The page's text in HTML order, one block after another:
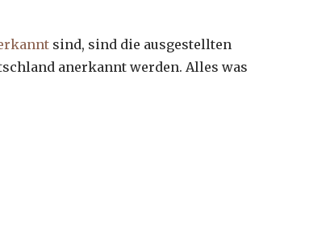
sind, sind die ausgestellten
anerkannt werden. Alles was